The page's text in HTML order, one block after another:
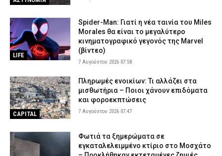
στο ρεύμα προς Αθήνα
Σκιάθος: «Δεν θυμάμαι και πολλά» – Στο δικαστήριο η 39χρονη
μετά το ξέσπασμα στο Κέντρο Υγείας
ΔΙΚΑΙΟΣΥΝΗ 6 Αυγούστου 2026 18:40
Υποστήριξαν ότι έπαθε ηλεκτροπληξία
ΑΣΤΥΝΟΜΙΑ 6 Αυγούστου 2026 18:39
Τραγωδία στην Ελασσόνα: Άνδρας εντοπίστηκε νεκρός στο
χωράφι του
ΕΙΔΗΣΕΙΣ 6 Αυγούστου 2026 18:28
Χανιά: Θρίλερ με τον θάνατο της 75χρονης – Είχε προσαχθεί στο
LIFE
Spider-Man: Γιατί η νέα ταινία του Miles
Morales θα είναι το μεγαλύτερο
κινηματογραφικό γεγονός της Marvel
(βίντεο)
7 Αυγούστου 2026 07:58
CAPITAL
Πληρωμές ενοικίων: Τι αλλάζει στα
μισθωτήρια – Ποιοι χάνουν επιδόματα
και φοροεκπτώσεις
7 Αυγούστου 2026 07:47
Φωτιά τα ξημερώματα σε
εγκαταλελειμμένο κτίριο στο Μοσχάτο